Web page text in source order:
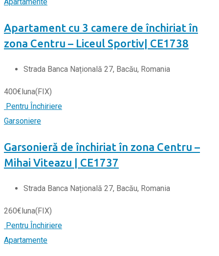
Apartament cu 3 camere de închiriat în
zona Centru – Liceul Sportiv| CE1738
Strada Banca Națională 27, Bacău, Romania
400€luna(FIX)
Pentru Închiriere
Garsoniere
Garsonieră de închiriat în zona Centru –
Mihai Viteazu | CE1737
Strada Banca Națională 27, Bacău, Romania
260€luna(FIX)
Pentru Închiriere
Apartamente